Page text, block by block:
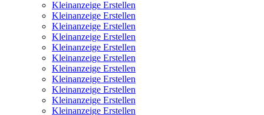
Kleinanzeige Erstellen
Kleinanzeige Erstellen
Kleinanzeige Erstellen
Kleinanzeige Erstellen
Kleinanzeige Erstellen
Kleinanzeige Erstellen
Kleinanzeige Erstellen
Kleinanzeige Erstellen
Kleinanzeige Erstellen
Kleinanzeige Erstellen
Kleinanzeige Erstellen